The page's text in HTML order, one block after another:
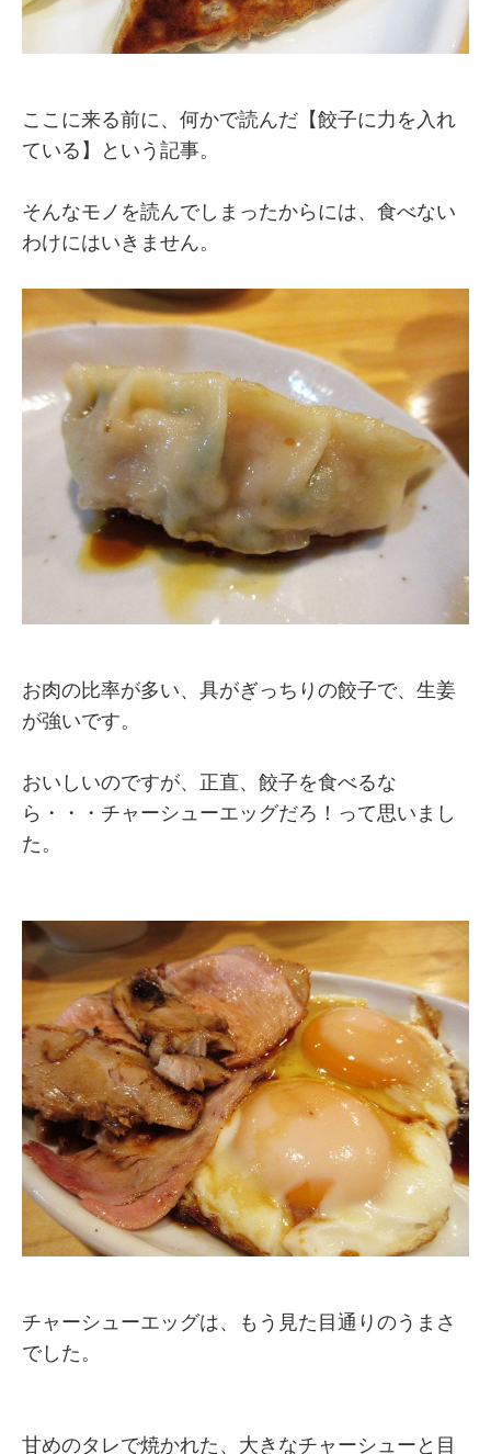
ここに来る前に、何かで読んだ【餃子に力を入れ
ている】という記事。
そんなモノを読んでしまったからには、食べない
わけにはいきません。
お肉の比率が多い、具がぎっちりの餃子で、生姜
が強いです。
おいしいのですが、正直、餃子を食べるな
ら・・・チャーシューエッグだろ！って思いまし
た。
チャーシューエッグは、もう見た目通りのうまさ
でした。
甘めのタレで焼かれた、大きなチャーシューと目